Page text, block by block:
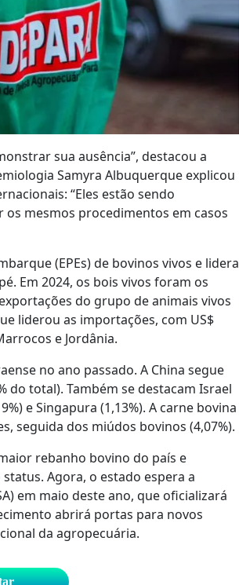
sua ausência”, destacou a
Samyra Albuquerque explicou
“Eles estão sendo
mesmos procedimentos em casos
(EPEs) de bovinos vivos e lidera
Em 2024, os bois vivos foram os
do grupo de animais vivos
liderou as importações, com US$
e Jordânia.
no ano passado. A China segue
do total). Também se destacam Israel
e Singapura (1,13%). A carne bovina
seguida dos miúdos bovinos (4,07%).
rebanho bovino do país e
Agora, o estado espera a
em maio deste ano, que oficializará
abrirá portas para novos
da agropecuária.